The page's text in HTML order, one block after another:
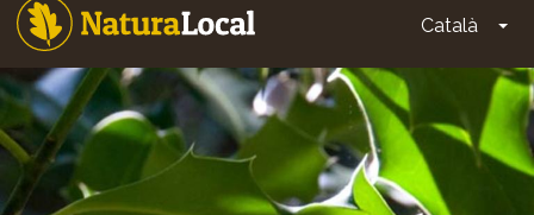
Català
Main
navigation